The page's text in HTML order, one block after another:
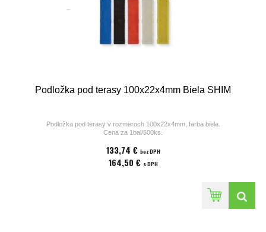
Podložka pod terasy 100x22x4mm Biela SHIM
Podložka pod terasy v rozmeroch 100x22x4mm, farba biela.
Cena za 1bal/500ks.
133,74 € bez DPH
164,50 € s DPH